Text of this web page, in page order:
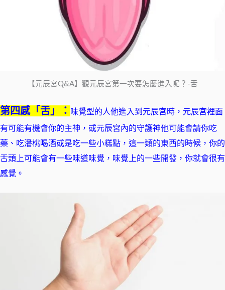
【元辰宮Q&A】觀元辰宮第一次要怎麼進入呢？-舌
第四感「舌」： 味覺型的人他進入到元辰宮時，元辰宮裡面
有可能有機會你的主神，或元辰宮內的守護神他可能會請你吃
藥、吃潘桃喝酒或是吃一些小糕點，這一類的東西的時候，你的
舌頭上可能會有一些味道味覺，味覺上的一些開發，你就會很有
感覺。